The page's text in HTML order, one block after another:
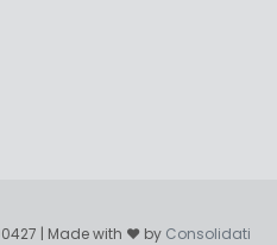
| Made with ❤ by Consolidati